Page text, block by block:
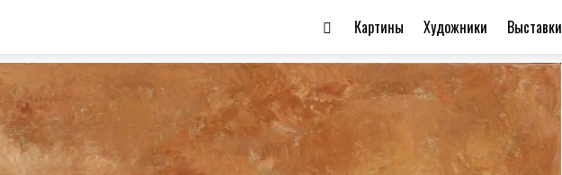
Выставки
Художники
Картины